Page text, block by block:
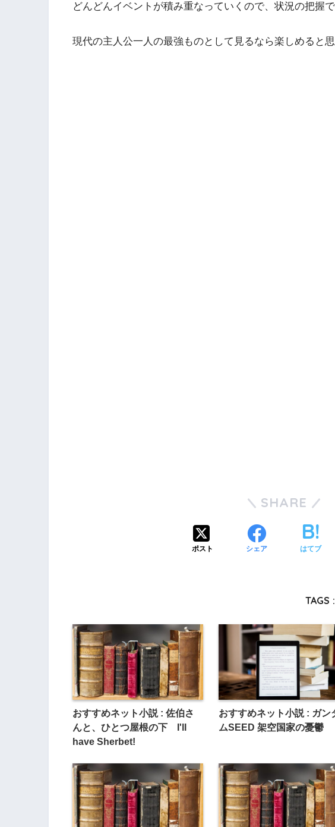
どんどんイベントが積み重なっていくので、状況の把握で
現代の主人公一人の最強ものとして見るなら楽しめると思
SHARE
ポスト シェア はてブ
TAGS :
おすすめネット小説 : 佐伯さ
んと、ひとつ屋根の下 I'll
have Sherbet!
おすすめネット小説 : ガン
ムSEED 架空国家の憂鬱